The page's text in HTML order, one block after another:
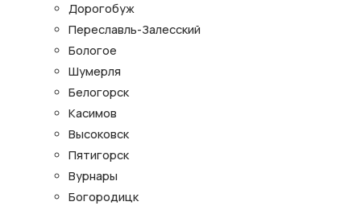
Дорогобуж
Переславль-Залесский
Бологое
Шумерля
Белогорск
Касимов
Высоковск
Пятигорск
Вурнары
Богородицк